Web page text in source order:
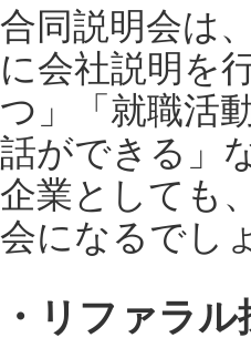
合同説明会は
に会社説明を
つ」「就職活
話ができる」
企業としても
会になるでし
・リファラル